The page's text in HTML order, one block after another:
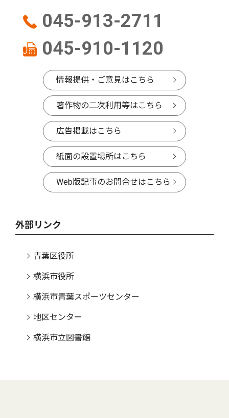
045-913-2711
045-910-1120
情報提供・ご意見はこちら
著作物の二次利用等はこちら
広告掲載はこちら
紙面の設置場所はこちら
Web版記事のお問合せはこちら
外部リンク
青葉区役所
横浜市役所
横浜市青葉スポーツセンター
地区センター
横浜市立図書館